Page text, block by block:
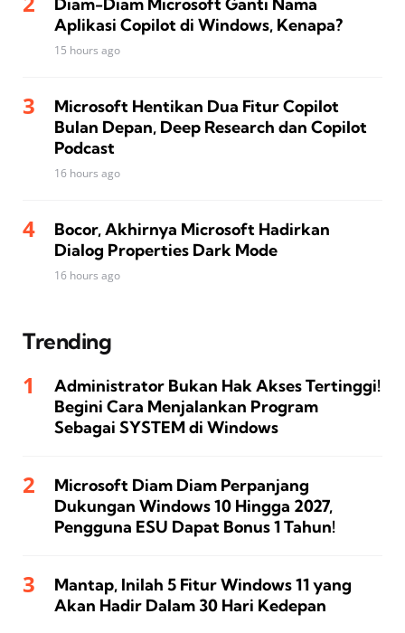
Aplikasi Copilot di Windows, Kenapa?
15 hours ago
Microsoft Hentikan Dua Fitur Copilot
Bulan Depan, Deep Research dan Copilot
Podcast
16 hours ago
Bocor, Akhirnya Microsoft Hadirkan
Dialog Properties Dark Mode
16 hours ago
Trending
Administrator Bukan Hak Akses Tertinggi!
Begini Cara Menjalankan Program
Sebagai SYSTEM di Windows
Microsoft Diam Diam Perpanjang
Dukungan Windows 10 Hingga 2027,
Pengguna ESU Dapat Bonus 1 Tahun!
Mantap, Inilah 5 Fitur Windows 11 yang
Akan Hadir Dalam 30 Hari Kedepan